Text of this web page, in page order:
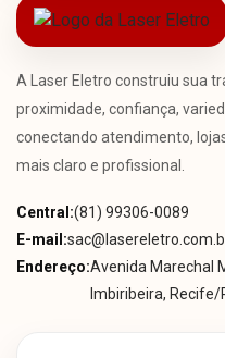
A Laser Eletro construiu sua
proximidade, confiança,
conectando atendimento,
mais claro e profissional.
Central:(81) 99306-0089
E-mail:
Endereço:Avenida Marechal
Imbiribeira, Recife/